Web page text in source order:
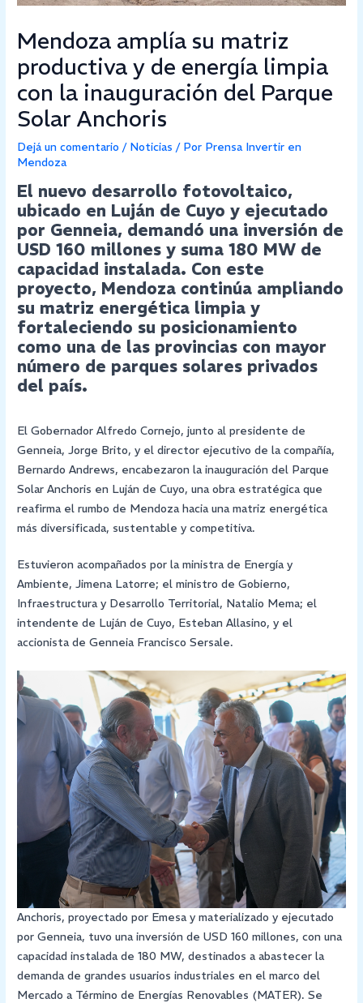
Mendoza amplía su matriz
productiva y de energía limpia
con la inauguración del Parque
Solar Anchoris
Dejá un comentario / Noticias / Por Prensa Invertir en
Mendoza
El nuevo desarrollo fotovoltaico,
ubicado en Luján de Cuyo y ejecutado
por Genneia, demandó una inversión de
USD 160 millones y suma 180 MW de
capacidad instalada. Con este
proyecto, Mendoza continúa ampliando
su matriz energética limpia y
fortaleciendo su posicionamiento
como una de las provincias con mayor
número de parques solares privados
del país.
El Gobernador Alfredo Cornejo, junto al presidente de
Genneia, Jorge Brito, y el director ejecutivo de la compañía,
Bernardo Andrews, encabezaron la inauguración del Parque
Solar Anchoris en Luján de Cuyo, una obra estratégica que
reafirma el rumbo de Mendoza hacia una matriz energética
más diversificada, sustentable y competitiva.
Estuvieron acompañados por la ministra de Energía y
Ambiente, Jimena Latorre; el ministro de Gobierno,
Infraestructura y Desarrollo Territorial, Natalio Mema; el
intendente de Luján de Cuyo, Esteban Allasino, y el
accionista de Genneia Francisco Sersale.
Anchoris, proyectado por Emesa y materializado y ejecutado
por Genneia, tuvo una inversión de USD 160 millones, con una
capacidad instalada de 180 MW, destinados a abastecer la
demanda de grandes usuarios industriales en el marco del
Mercado a Término de Energías Renovables (MATER). Se